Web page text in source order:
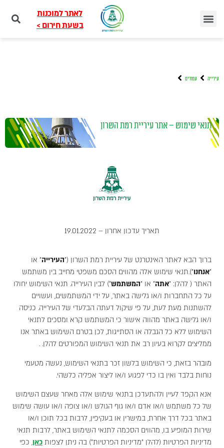
לאתר למוכנות
בשעת חירום >
עירייה עמודים
תנאי שימוש – אתר עיריית רמת השרון
תאריך עדכון אחרון – 19.01.2022
ברוך הבא לאתר האינטרנט של עיריית רמת השרון ("העירייה" או
"אנחנו").תנאי שימוש אלה מהווים הסכם משפטי מחייב בין משתמש
האתר ( להלן: "אתה" או "המשתמש") לבין העירייה. תנאי השימוש יחולו
על כל התחברות ו/או גלישה באתר, על ידי המשתמשים, ועשויים
להשתנות מעת לעת, על פי שיקול דעתה הבלעדי של העירייה. כניסה
ו/או גלישה באתר מהווה אישור כי המשתמש קרא ומסכים לתנאי
השימוש ללא כל הגבלה או הסתייגות, לכן בטרם השימוש באתר אנו
ממליצים לקרוא בעיון רב את תנאי השימוש המפורטים להלן. .
מובהר בזאת, כי השימוש בלשון זכר בתנאי השימוש, נעשה מטעמי
נוחות בלבד ואין בו כדי לפגוע ו/או ליצור אפליה כלשהי.
אנא הקפד לעיין ולהתעדכן בתנאי שימוש אלה מאחר שעצם השימוש
של כל משתמש ו/או אדם ו/או גוף הגולש ו/או צופה ו/או עושה שימוש
באתר בכל דרך אחרת, במישרין או בעקיפין, לרבות בכל תוכן ו/או
שירות המופיע בו, מהווים הסכמה לתנאי השימוש באתר, לרבות תנאי
מדיניות הפרטיות (להלן "מדיניות הפרטיות") בה ניתן לצפות כאן, כפי